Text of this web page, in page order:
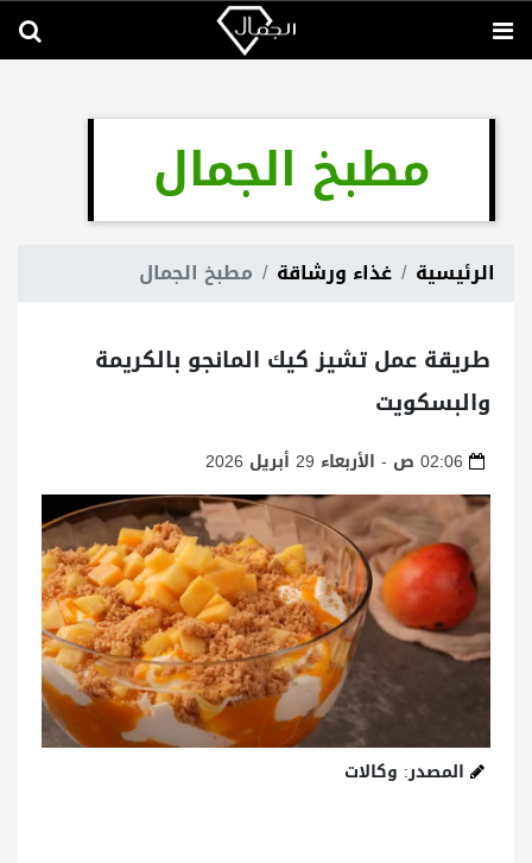
مطبخ الجمال
الرئيسية غذاء ورشاقة مطبخ الجمال
طريقة عمل تشيز كيك المانجو بالكريمة
والبسكويت
المصدر: وكالات